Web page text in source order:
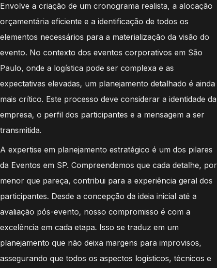
Envolve a criação de um cronograma realista, a alocação
orçamentária eficiente e a identificação de todos os
elementos necessários para a materialização da visão do
evento. No contexto dos eventos corporativos em São
Paulo, onde a logística pode ser complexa e as
expectativas elevadas, um planejamento detalhado é ainda
mais crítico. Este processo deve considerar a identidade da
empresa, o perfil dos participantes e a mensagem a ser
transmitida.
A expertise em planejamento estratégico é um dos pilares
da Eventos em SP. Compreendemos que cada detalhe, por
menor que pareça, contribui para a experiência geral dos
participantes. Desde a concepção da ideia inicial até a
avaliação pós-evento, nosso compromisso é com a
excelência em cada etapa. Isso se traduz em um
planejamento que não deixa margens para improvisos,
assegurando que todos os aspectos logísticos, técnicos e